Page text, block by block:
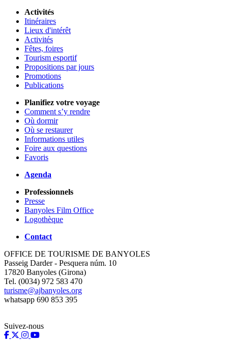
Activités
Itinéraires
Lieux d'intérêt
Activités
Fêtes, foires
Tourism esportif
Propositions par jours
Promotions
Publications
Planifiez votre voyage
Comment s’y rendre
Où dormir
Où se restaurer
Informations utiles
Foire aux questions
Favoris
Agenda
Professionnels
Presse
Banyoles Film Office
Logothèque
Contact
OFFICE DE TOURISME DE BANYOLES
Passeig Darder - Pesquera núm. 10
17820 Banyoles (Girona)
Tel. (0034) 972 583 470
turisme@ajbanyoles.org
whatsapp 690 853 395
Suivez-nous